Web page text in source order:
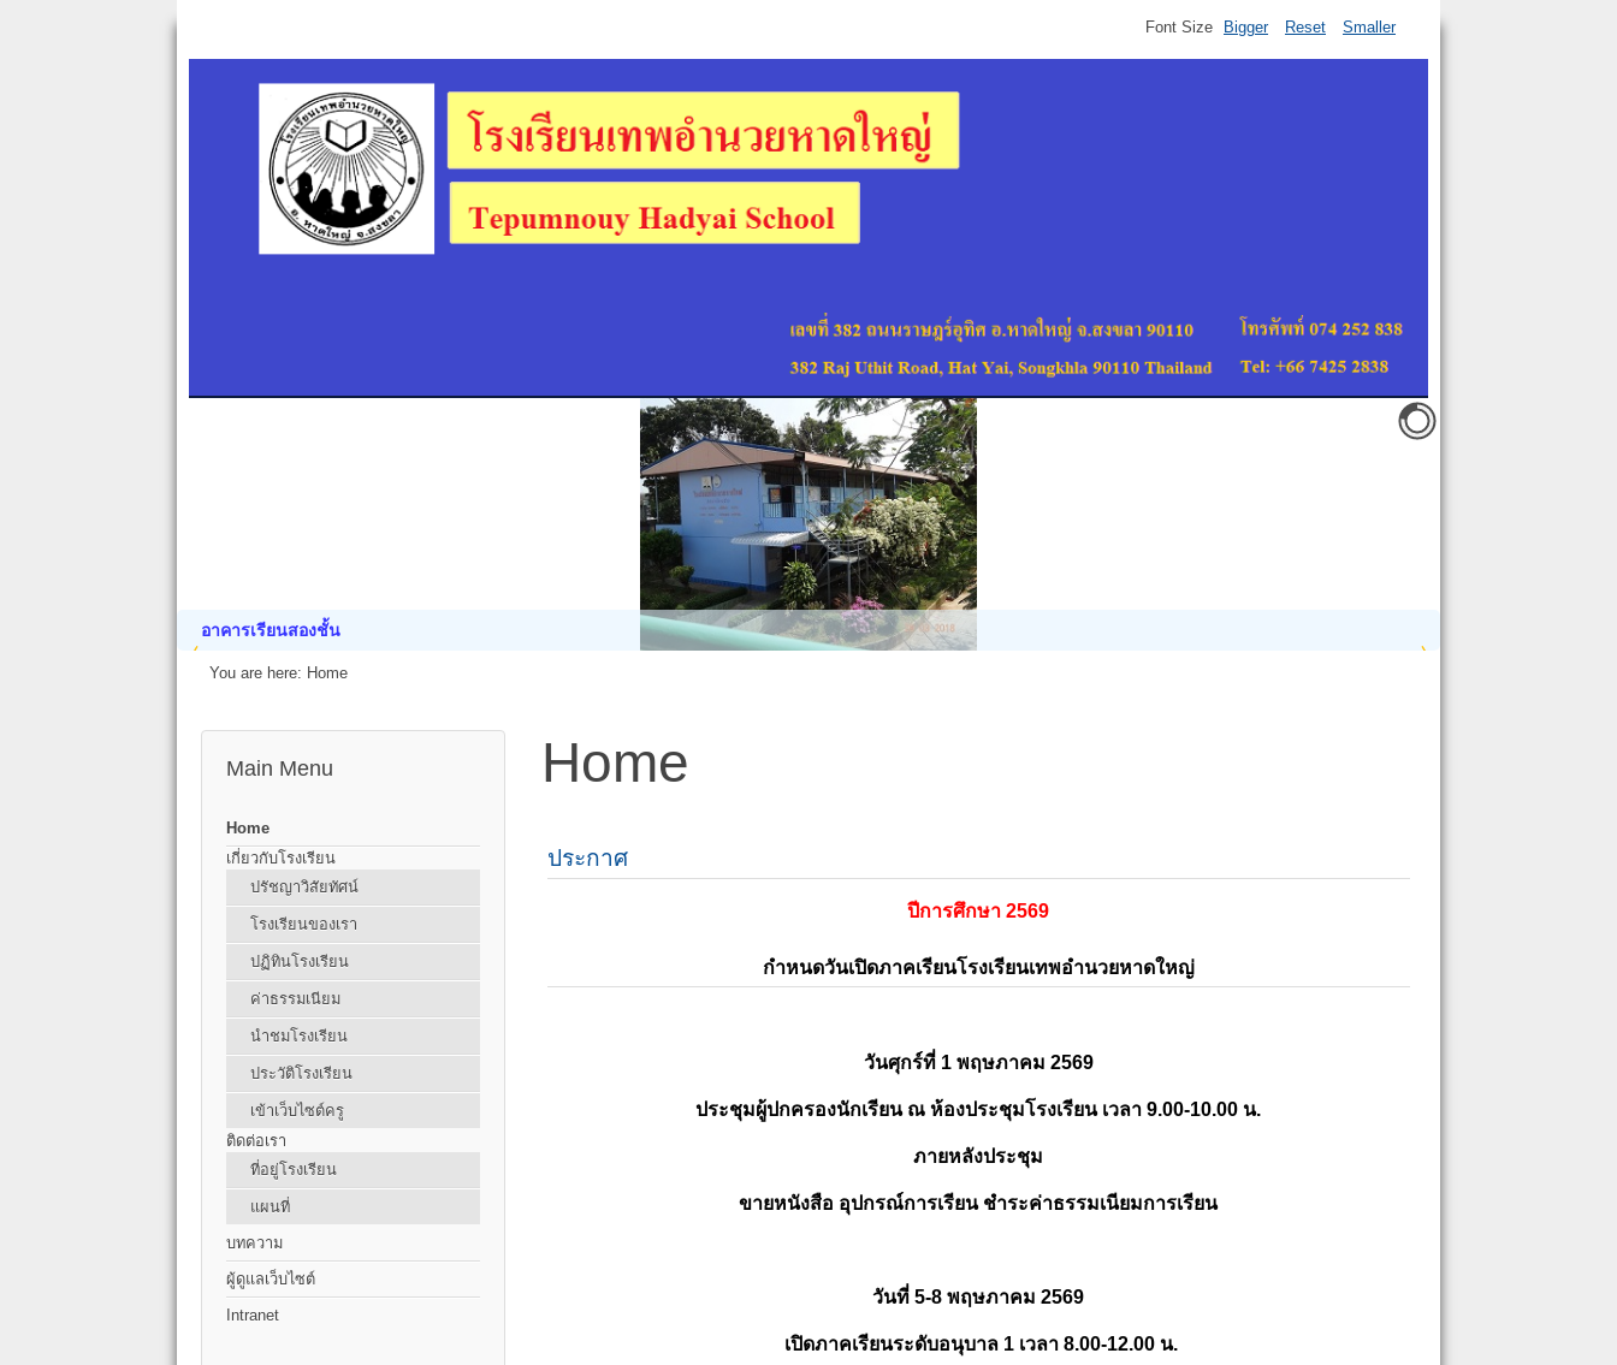
อาคารเรียนสองชั้น
Font Size Bigger Reset Smaller
You are here: Home
Main Menu
Home
เกี่ยวกับโรงเรียน
ปรัชญาวิสัยทัศน์
โรงเรียนของเรา
ปฏิทินโรงเรียน
ค่าธรรมเนียม
นำชมโรงเรียน
ประวัติโรงเรียน
เข้าเว็บไซต์ครู
ติดต่อเรา
ที่อยู่โรงเรียน
แผนที่
บทความ
ผู้ดูแลเว็บไซต์
Intranet
Home
ประกาศ
ปีการศึกษา 2569
กำหนดวันเปิดภาคเรียนโรงเรียนเทพอำนวยหาดใหญ่
วันศุกร์ที่ 1 พฤษภาคม 2569
ประชุมผู้ปกครองนักเรียน ณ ห้องประชุมโรงเรียน เวลา 9.00-10.00 น.
ภายหลังประชุม
ขายหนังสือ อุปกรณ์การเรียน ชำระค่าธรรมเนียมการเรียน
วันที่ 5-8 พฤษภาคม 2569
เปิดภาคเรียนระดับอนุบาล 1 เวลา 8.00-12.00 น.